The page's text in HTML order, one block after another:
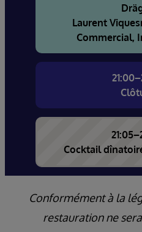
Laurent
Commercial,
Cocktail
Conformément à la
restauration ne